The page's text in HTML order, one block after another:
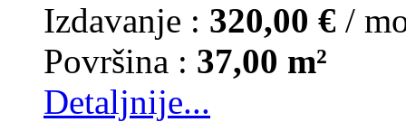
Izdavanje : 320,00 € /
Površina : 37,00 m²
Detaljnije...